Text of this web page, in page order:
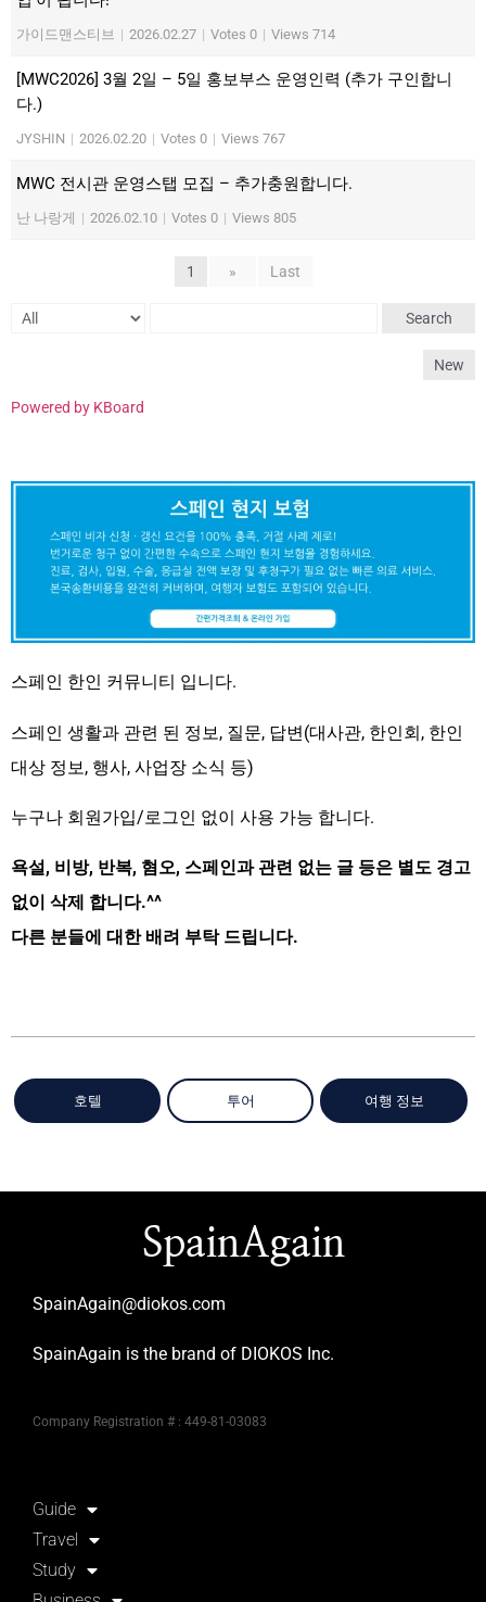
가이드맨스티브 | 2026.02.27 | Votes 0 | Views 714
[MWC2026] 3월 2일 – 5일 홍보부스 운영인력 (추가 구인합니
다.)
JYSHIN | 2026.02.20 | Votes 0 | Views 767
MWC 전시관 운영스탭 모집 – 추가충원합니다.
난 나랑게 | 2026.02.10 | Votes 0 | Views 805
1 » Last
Search
New
Powered by KBoard
스페인 한인 커뮤니티 입니다.
스페인 생활과 관련 된 정보, 질문, 답변(대사관, 한인회, 한인
대상 정보, 행사, 사업장 소식 등)
누구나 회원가입/로그인 없이 사용 가능 합니다.
욕설, 비방, 반복, 혐오, 스페인과 관련 없는 글 등은 별도 경고
없이 삭제 합니다.^^
다른 분들에 대한 배려 부탁 드립니다.
호텔 투어 여행 정보
SpainAgain
SpainAgain@diokos.com
SpainAgain is the brand of DIOKOS Inc.
Company Registration # : 449-81-03083
Guide
Travel
Study